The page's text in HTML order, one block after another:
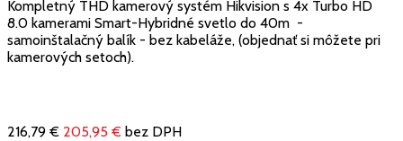
Kompletný THD kamerový systém Hikvision s 4x Turbo HD
8.0 kamerami Smart-Hybridné svetlo do 40m -
samoinštalačný balík - bez kabeláže, (objednať si môžete pri
kamerových setoch).
216,79 € 205,95 € bez DPH